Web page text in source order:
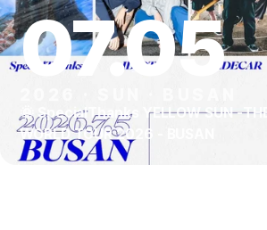
07.05
🌞 SpecialThanks YELLOW SUN -
WORLD TOUR 2026 - BUSAN